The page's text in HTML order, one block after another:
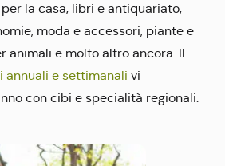
la casa, libri e antiquariato,
moda e accessori, piante e
animali e molto altro ancora. Il
annuali e settimanali vi
con cibi e specialità regionali.